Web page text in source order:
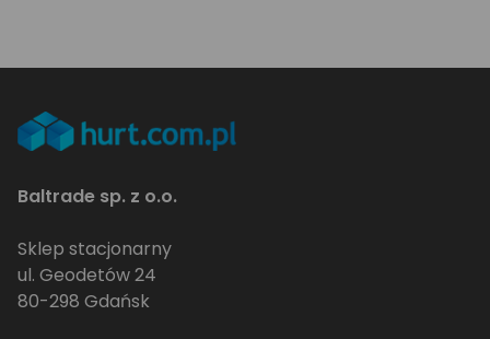
Baltrade sp. z o.o.
Sklep stacjonarny
ul. Geodetów 24
80-298 Gdańsk